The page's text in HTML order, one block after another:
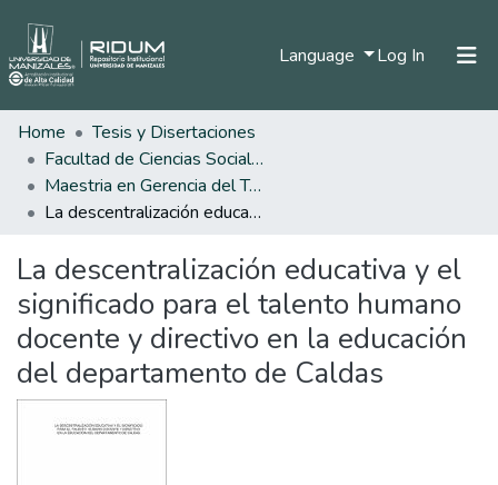
Language Log In (current)
Statistics
Home
Tesis y Disertaciones
Facultad de Ciencias Sociales y Humanas
Maestria en Gerencia del Talento Humano
La descentralización educativa y el significado para el talento humano docente y directivo en la educación del departamento de Caldas
La descentralización educativa y el
significado para el talento humano
docente y directivo en la educación
del departamento de Caldas